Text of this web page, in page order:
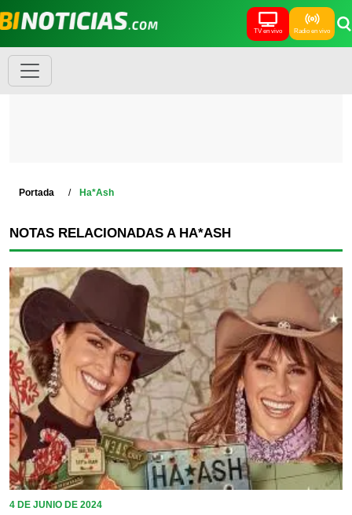
TV en vivo Radio en vivo
Portada Ha*Ash
NOTAS RELACIONADAS A HA*ASH
4 DE JUNIO DE 2024